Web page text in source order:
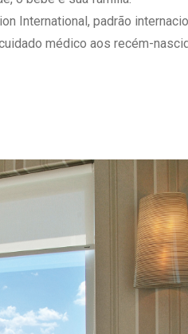
Quem Somos
Responsabilidade Ambiental
padrão
médico aos recém-